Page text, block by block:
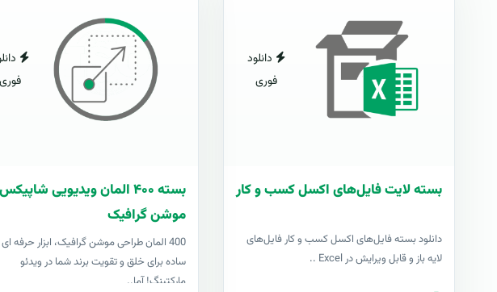
دانلود
فوری
بسته لایت فایل‌های اکسل کسب و کار
دانلود بسته فایل‌های اکسل کسب و کار فایل‌های
لایه باز و قابل ویرایش در Excel ..
فوری
بسته ۴۰۰ المان ویدیویی شاپیکس
موشن گرافیک
400 المان طراحی موشن گرافیک، ابزار حرفه
ساده برای خلق و تقویت برند شما در ویدئو
مارکتینگ! آما..